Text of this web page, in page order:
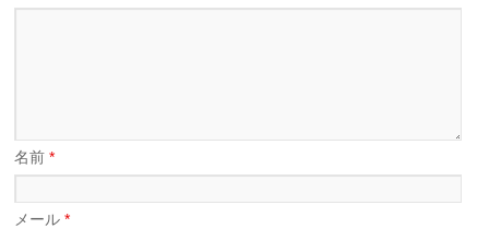
名前*
メール*